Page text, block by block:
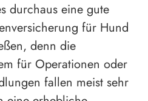
durchaus eine gute
für Hund
denn die
für Operationen oder
fallen meist sehr